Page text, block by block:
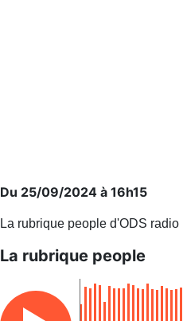
Du 25/09/2024 à 16h15
La rubrique people d'ODS radio
La rubrique people